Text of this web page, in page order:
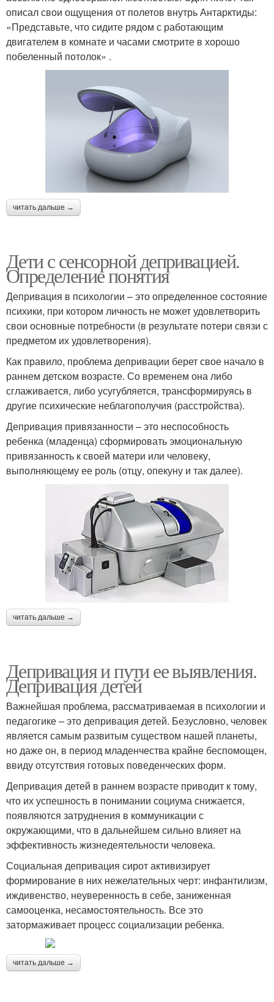
описал свои ощущения от полетов внутрь Антарктиды:
«Представьте, что сидите рядом с работающим
двигателем в комнате и часами смотрите в хорошо
побеленный потолок» .
читать дальше →
Дети с сенсорной депривацией.
Определение понятия
Депривация в психологии – это определенное состояние
психики, при котором личность не может удовлетворить
свои основные потребности (в результате потери связи с
предметом их удовлетворения).
Как правило, проблема депривации берет свое начало в
раннем детском возрасте. Со временем она либо
сглаживается, либо усугубляется, трансформируясь в
другие психические неблагополучия (расстройства).
Депривация привязанности – это неспособность
ребенка (младенца) сформировать эмоциональную
привязанность к своей матери или человеку,
выполняющему ее роль (отцу, опекуну и так далее).
читать дальше →
Депривация и пути ее выявления.
Депривация детей
Важнейшая проблема, рассматриваемая в психологии и
педагогике – это депривация детей. Безусловно, человек
является самым развитым существом нашей планеты,
но даже он, в период младенчества крайне беспомощен,
ввиду отсутствия готовых поведенческих форм.
Депривация детей в раннем возрасте приводит к тому,
что их успешность в понимании социума снижается,
появляются затруднения в коммуникации с
окружающими, что в дальнейшем сильно влияет на
эффективность жизнедеятельности человека.
Социальная депривация сирот активизирует
формирование в них нежелательных черт: инфантилизм,
иждивенство, неуверенность в себе, заниженная
самооценка, несамостоятельность. Все это
затормаживает процесс социализации ребенка.
читать дальше →